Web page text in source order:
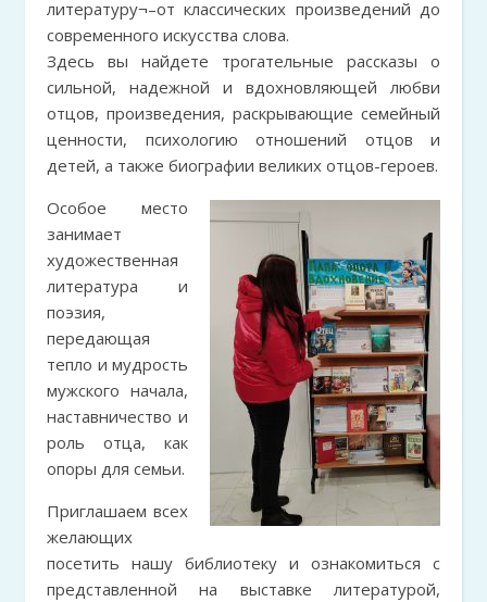
литературу¬–от классических произведений до
современного искусства слова.
Здесь вы найдете трогательные рассказы о
сильной, надежной и вдохновляющей любви
отцов, произведения, раскрывающие семейный
ценности, психологию отношений отцов и
детей, а также биографии великих отцов-героев.
Особое место
занимает
художественная
литература и
поэзия,
передающая
тепло и мудрость
мужского начала,
наставничество и
роль отца, как
опоры для семьи.
Приглашаем всех
желающих
посетить нашу библиотеку и ознакомиться с
представленной на выставке литературой,